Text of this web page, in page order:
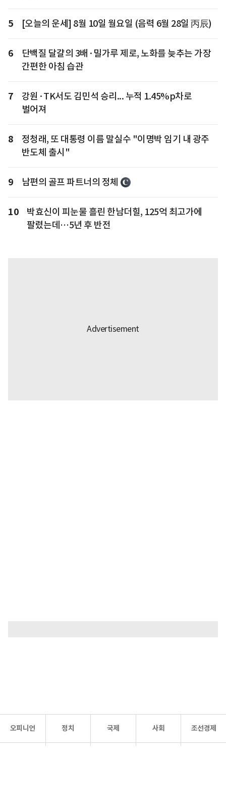
5 [오늘의 운세] 8월 10일 월요일 (음력 6월 28일 丙辰)
6
단백질 달걀의 3배·밀가루 제로, 노화를 늦추는 가장
간편한 아침 습관
7
강원·TK서도 김민석 승리... 누적 1.45%p차로
벌어져
8
정청래, 또 대통령 이름 말실수 "이명박 임기 내 광주
반도체 출시"
9 남편의 골프 파트너의 정체
10
박효신이 피눈물 흘린 한남더힐, 125억 최고가에
팔렸는데…5년 후 반전
오피니언 정치 국제 사회 조선경제